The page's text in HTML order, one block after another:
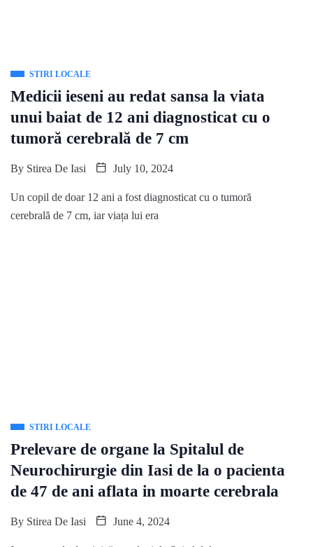
STIRI LOCALE
Medicii ieseni au redat sansa la viata
unui baiat de 12 ani diagnosticat cu o
tumoră cerebrală de 7 cm
By Stirea De Iasi July 10, 2024
Un copil de doar 12 ani a fost diagnosticat cu o tumoră
cerebrală de 7 cm, iar viața lui era
STIRI LOCALE
Prelevare de organe la Spitalul de
Neurochirurgie din Iasi de la o pacienta
de 47 de ani aflata in moarte cerebrala
By Stirea De Iasi June 4, 2024